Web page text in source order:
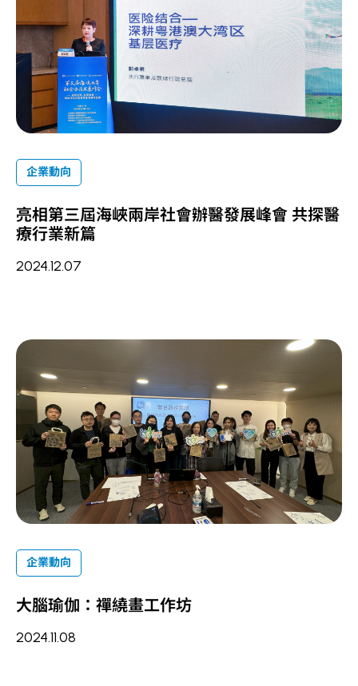
企業動向
亮相第三屆海峽兩岸社會辦醫發展峰會 共探醫
療行業新篇
2024.12.07
企業動向
大腦瑜伽：禪繞畫工作坊
2024.11.08